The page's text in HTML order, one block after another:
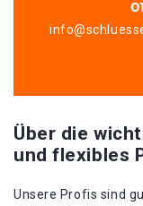
Über die
und flexibles
Unsere Profis sind